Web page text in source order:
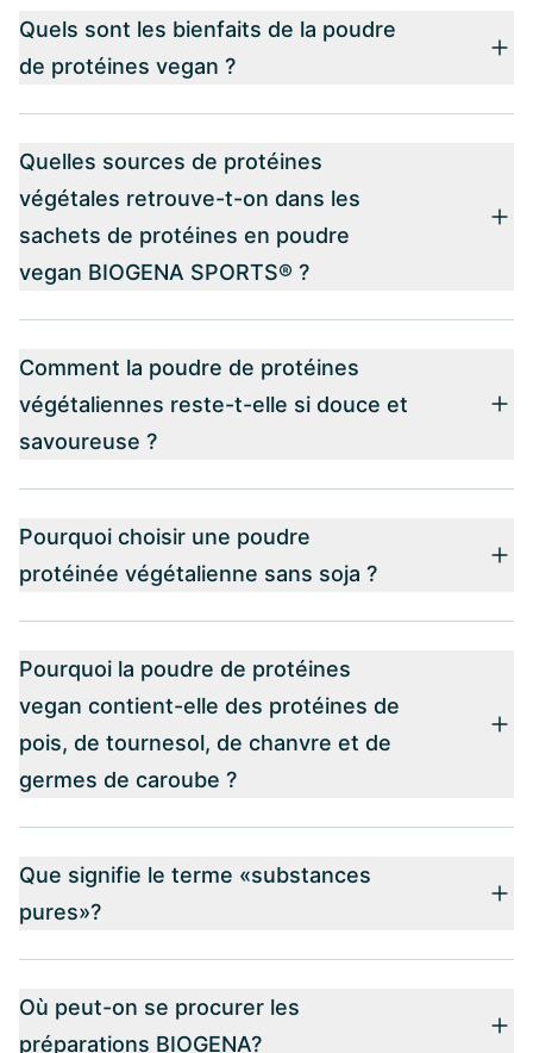
Quels sont les bienfaits de la poudre
de protéines vegan ?
Quelles sources de protéines
végétales retrouve-t-on dans les
sachets de protéines en poudre
vegan BIOGENA SPORTS® ?
Comment la poudre de protéines
végétaliennes reste-t-elle si douce et
savoureuse ?
Pourquoi choisir une poudre
protéinée végétalienne sans soja ?
Pourquoi la poudre de protéines
vegan contient-elle des protéines de
pois, de tournesol, de chanvre et de
germes de caroube ?
Que signifie le terme «substances
pures»?
Où peut-on se procurer les
préparations BIOGENA?